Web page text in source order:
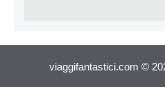
viaggifantastici.com ©